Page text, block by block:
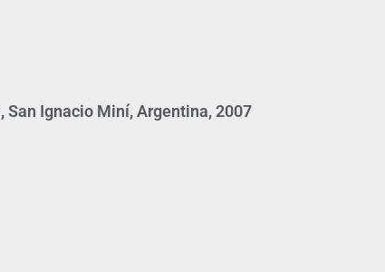
San Ignacio Miní, Argentina, 2007